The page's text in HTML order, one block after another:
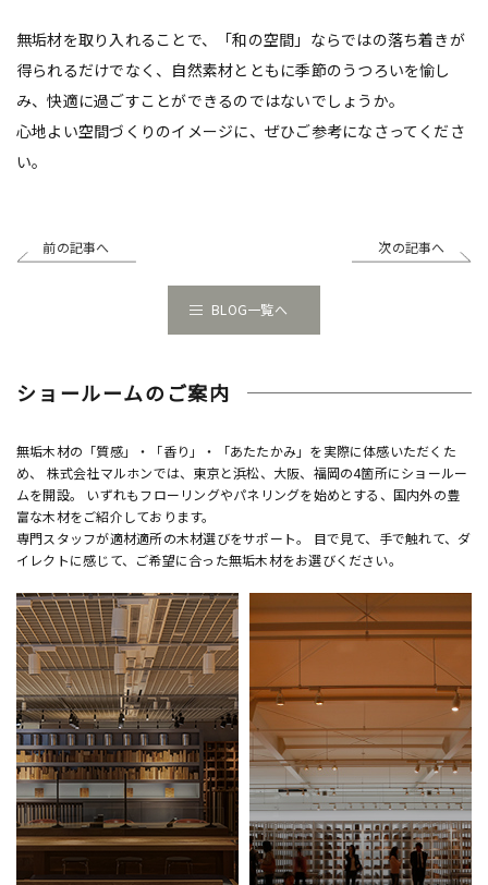
無垢材を取り入れることで、「和の空間」ならではの落ち着きが
得られるだけでなく、自然素材とともに季節のうつろいを愉し
み、快適に過ごすことができるのではないでしょうか。
心地よい空間づくりのイメージに、ぜひご参考になさってくださ
い。
前の記事へ 次の記事へ
BLOG一覧へ
ショールームのご案内
無垢木材の「質感」・「香り」・「あたたかみ」を実際に体感いただくた
め、 株式会社マルホンでは、東京と浜松、大阪、福岡の4箇所にショールー
ムを開設。 いずれもフローリングやパネリングを始めとする、国内外の豊
富な木材をご紹介しております。
専門スタッフが適材適所の木材選びをサポート。 目で見て、手で触れて、ダ
イレクトに感じて、ご希望に合った無垢木材をお選びください。